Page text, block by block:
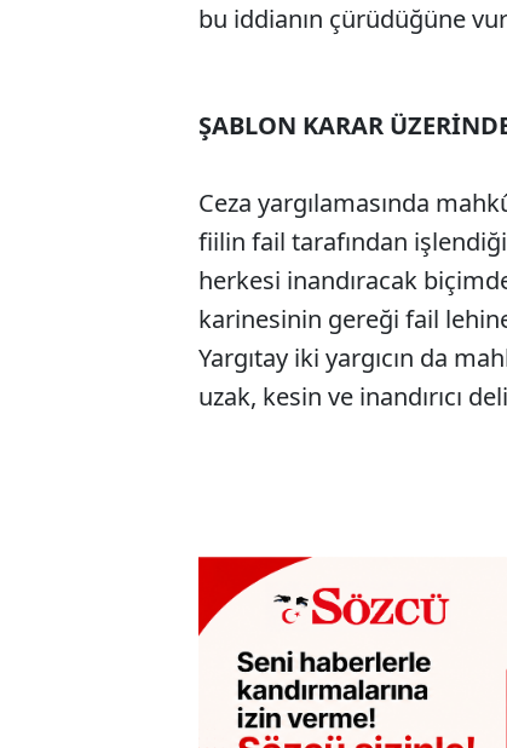
bu iddianın çürüdüğüne
ŞABLON KARAR
Ceza yargılamasında
fiilin fail tarafından
herkesi inandıracak
karinesinin gereği fail
Yargıtay iki yargıcın da
uzak, kesin ve inandırıcı